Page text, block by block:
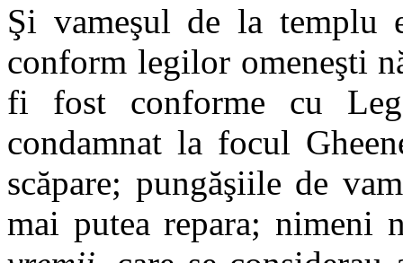
Şi vameşul de la templu
conform legilor omeneşti
fi fost conforme cu
condamnat la focul
scăpare; pungăşiile de
mai putea repara; nimeni